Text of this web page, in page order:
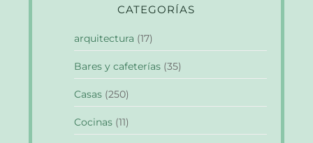
CATEGORÍAS
arquitectura (17)
Bares y cafeterías (35)
Casas (250)
Cocinas (11)